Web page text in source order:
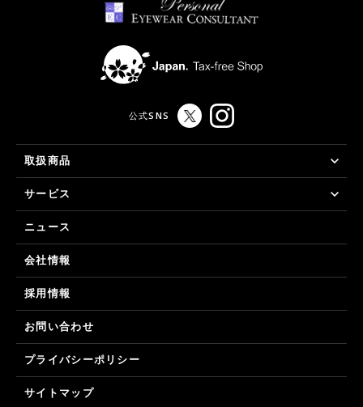
公式SNS
取扱商品
サービス
ニュース
会社情報
採用情報
お問い合わせ
プライバシーポリシー
サイトマップ